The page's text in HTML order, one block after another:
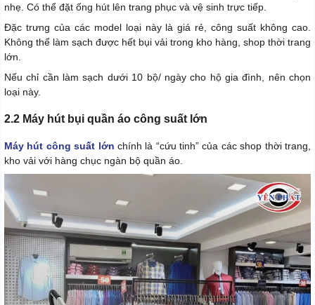
nhẹ. Có thể đặt ống hút lên trang phục và vệ sinh trực tiếp.
Đặc trưng của các model loại này là giá rẻ, công suất không cao.
Không thể làm sạch được hết bụi vải trong kho hàng, shop thời trang
lớn.
Nếu chỉ cần làm sạch dưới 10 bộ/ ngày cho hộ gia đình, nên chọn
loại này.
2.2 Máy hút bụi quần áo công suất lớn
Máy hút công suất lớn chính là “cứu tinh” của các shop thời trang,
kho vải với hàng chục ngàn bộ quần áo.